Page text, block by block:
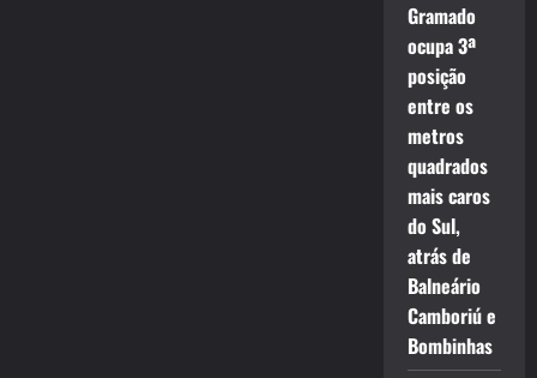
Gramado
ocupa 3ª
posição
entre os
metros
quadrados
mais caros
do Sul,
atrás de
Balneário
Camboriú e
Bombinhas